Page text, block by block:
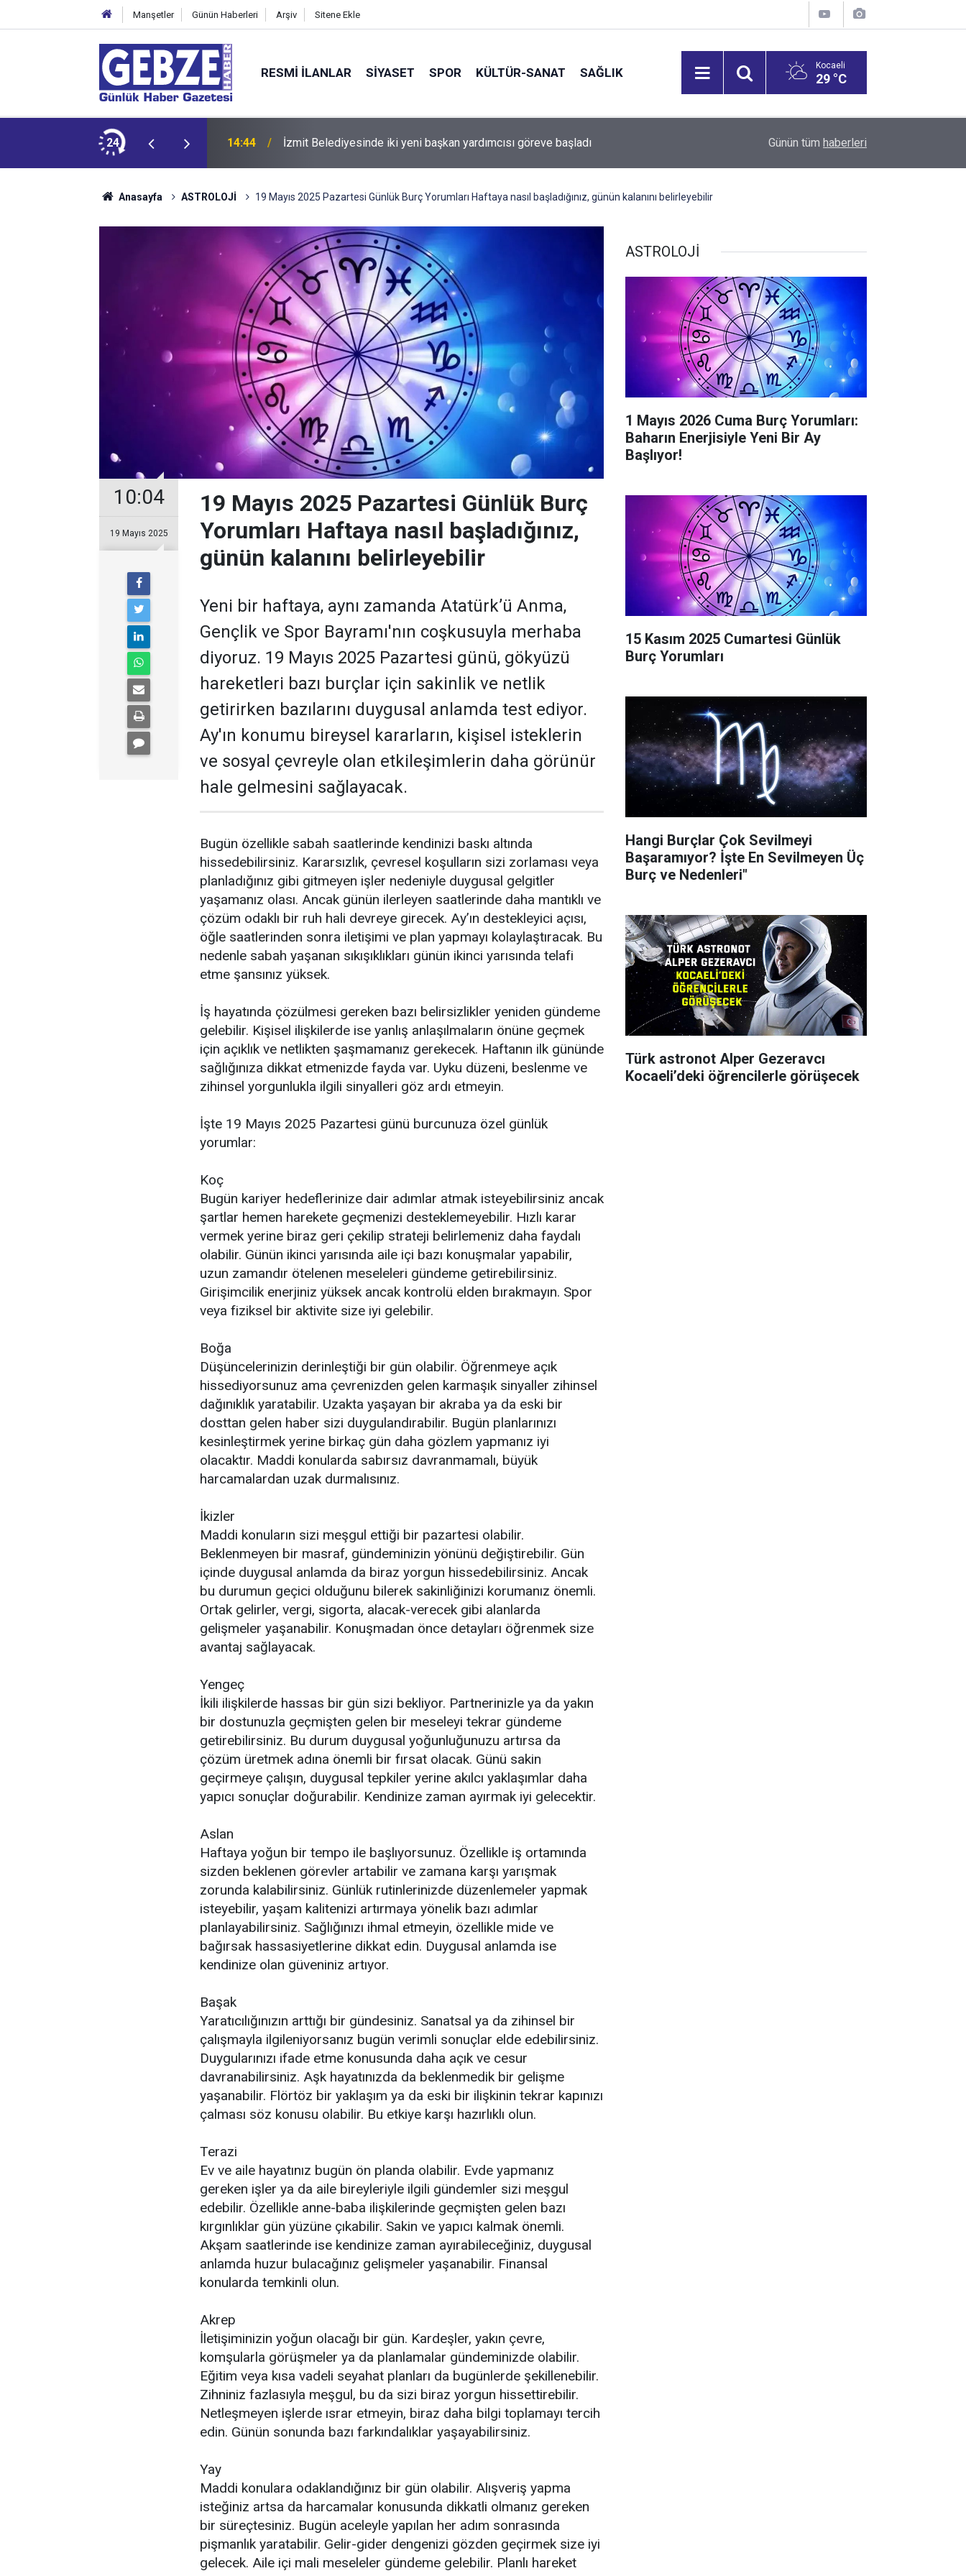
Manşetler Günün Haberleri Arşiv Sitene Ekle
RESMI İLANLAR SİYASET SPOR KÜLTÜR-SANAT SAĞLIK Kocaeli
29 °C
24 14:44 İzmit Belediyesinde iki yeni başkan yardımcısı göreve başladı
Sağlanmalı"
Günün tüm haberleri
Anasayfa ASTROLOJİ 19 Mayıs 2025 Pazartesi Günlük Burç Yorumları Haftaya nasıl başladığınız, günün kalanını belirleyebilir
10:04
19 Mayıs 2025
19 Mayıs 2025 Pazartesi Günlük Burç
Yorumları Haftaya nasıl başladığınız,
günün kalanını belirleyebilir
Yeni bir haftaya, aynı zamanda Atatürk’ü Anma,
Gençlik ve Spor Bayramı'nın coşkusuyla merhaba
diyoruz. 19 Mayıs 2025 Pazartesi günü, gökyüzü
hareketleri bazı burçlar için sakinlik ve netlik
getirirken bazılarını duygusal anlamda test ediyor.
Ay'ın konumu bireysel kararların, kişisel isteklerin
ve sosyal çevreyle olan etkileşimlerin daha görünür
hale gelmesini sağlayacak.
Bugün özellikle sabah saatlerinde kendinizi baskı altında
hissedebilirsiniz. Kararsızlık, çevresel koşulların sizi zorlaması veya
planladığınız gibi gitmeyen işler nedeniyle duygusal gelgitler
yaşamanız olası. Ancak günün ilerleyen saatlerinde daha mantıklı ve
çözüm odaklı bir ruh hali devreye girecek. Ay’ın destekleyici açısı,
öğle saatlerinden sonra iletişimi ve plan yapmayı kolaylaştıracak. Bu
nedenle sabah yaşanan sıkışıklıkları günün ikinci yarısında telafi
etme şansınız yüksek.
İş hayatında çözülmesi gereken bazı belirsizlikler yeniden gündeme
gelebilir. Kişisel ilişkilerde ise yanlış anlaşılmaların önüne geçmek
için açıklık ve netlikten şaşmamanız gerekecek. Haftanın ilk gününde
sağlığınıza dikkat etmenizde fayda var. Uyku düzeni, beslenme ve
zihinsel yorgunlukla ilgili sinyalleri göz ardı etmeyin.
İşte 19 Mayıs 2025 Pazartesi günü burcunuza özel günlük
yorumlar:
Koç
Bugün kariyer hedeflerinize dair adımlar atmak isteyebilirsiniz ancak
şartlar hemen harekete geçmenizi desteklemeyebilir. Hızlı karar
vermek yerine biraz geri çekilip strateji belirlemeniz daha faydalı
olabilir. Günün ikinci yarısında aile içi bazı konuşmalar yapabilir,
uzun zamandır ötelenen meseleleri gündeme getirebilirsiniz.
Girişimcilik enerjiniz yüksek ancak kontrolü elden bırakmayın. Spor
veya fiziksel bir aktivite size iyi gelebilir.
Boğa
Düşüncelerinizin derinleştiği bir gün olabilir. Öğrenmeye açık
hissediyorsunuz ama çevrenizden gelen karmaşık sinyaller zihinsel
dağınıklık yaratabilir. Uzakta yaşayan bir akraba ya da eski bir
dosttan gelen haber sizi duygulandırabilir. Bugün planlarınızı
kesinleştirmek yerine birkaç gün daha gözlem yapmanız iyi
olacaktır. Maddi konularda sabırsız davranmamalı, büyük
harcamalardan uzak durmalısınız.
İkizler
Maddi konuların sizi meşgul ettiği bir pazartesi olabilir.
Beklenmeyen bir masraf, gündeminizin yönünü değiştirebilir. Gün
içinde duygusal anlamda da biraz yorgun hissedebilirsiniz. Ancak
bu durumun geçici olduğunu bilerek sakinliğinizi korumanız önemli.
Ortak gelirler, vergi, sigorta, alacak-verecek gibi alanlarda
gelişmeler yaşanabilir. Konuşmadan önce detayları öğrenmek size
avantaj sağlayacak.
Yengeç
İkili ilişkilerde hassas bir gün sizi bekliyor. Partnerinizle ya da yakın
bir dostunuzla geçmişten gelen bir meseleyi tekrar gündeme
getirebilirsiniz. Bu durum duygusal yoğunluğunuzu artırsa da
çözüm üretmek adına önemli bir fırsat olacak. Günü sakin
geçirmeye çalışın, duygusal tepkiler yerine akılcı yaklaşımlar daha
yapıcı sonuçlar doğurabilir. Kendinize zaman ayırmak iyi gelecektir.
Aslan
Haftaya yoğun bir tempo ile başlıyorsunuz. Özellikle iş ortamında
sizden beklenen görevler artabilir ve zamana karşı yarışmak
zorunda kalabilirsiniz. Günlük rutinlerinizde düzenlemeler yapmak
isteyebilir, yaşam kalitenizi artırmaya yönelik bazı adımlar
planlayabilirsiniz. Sağlığınızı ihmal etmeyin, özellikle mide ve
bağırsak hassasiyetlerine dikkat edin. Duygusal anlamda ise
kendinize olan güveniniz artıyor.
Başak
Yaratıcılığınızın arttığı bir gündesiniz. Sanatsal ya da zihinsel bir
çalışmayla ilgileniyorsanız bugün verimli sonuçlar elde edebilirsiniz.
Duygularınızı ifade etme konusunda daha açık ve cesur
davranabilirsiniz. Aşk hayatınızda da beklenmedik bir gelişme
yaşanabilir. Flörtöz bir yaklaşım ya da eski bir ilişkinin tekrar kapınızı
çalması söz konusu olabilir. Bu etkiye karşı hazırlıklı olun.
Terazi
Ev ve aile hayatınız bugün ön planda olabilir. Evde yapmanız
gereken işler ya da aile bireyleriyle ilgili gündemler sizi meşgul
edebilir. Özellikle anne-baba ilişkilerinde geçmişten gelen bazı
kırgınlıklar gün yüzüne çıkabilir. Sakin ve yapıcı kalmak önemli.
Akşam saatlerinde ise kendinize zaman ayırabileceğiniz, duygusal
anlamda huzur bulacağınız gelişmeler yaşanabilir. Finansal
konularda temkinli olun.
Akrep
İletişiminizin yoğun olacağı bir gün. Kardeşler, yakın çevre,
komşularla görüşmeler ya da planlamalar gündeminizde olabilir.
Eğitim veya kısa vadeli seyahat planları da bugünlerde şekillenebilir.
Zihniniz fazlasıyla meşgul, bu da sizi biraz yorgun hissettirebilir.
Netleşmeyen işlerde ısrar etmeyin, biraz daha bilgi toplamayı tercih
edin. Günün sonunda bazı farkındalıklar yaşayabilirsiniz.
Yay
Maddi konulara odaklandığınız bir gün olabilir. Alışveriş yapma
isteğiniz artsa da harcamalar konusunda dikkatli olmanız gereken
bir süreçtesiniz. Bugün aceleyle yapılan her adım sonrasında
pişmanlık yaratabilir. Gelir-gider dengenizi gözden geçirmek size iyi
gelecek. Aile içi mali meseleler gündeme gelebilir. Planlı hareket
ASTROLOJİ
1 Mayıs 2026 Cuma Burç Yorumları:
Baharın Enerjisiyle Yeni Bir Ay
Başlıyor!
15 Kasım 2025 Cumartesi Günlük
Burç Yorumları
Hangi Burçlar Çok Sevilmeyi
Başaramıyor? İşte En Sevilmeyen Üç
Burç ve Nedenleri"
Türk astronot Alper Gezeravcı
Kocaeli’deki öğrencilerle görüşecek